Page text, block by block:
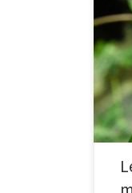
Czy
się
na